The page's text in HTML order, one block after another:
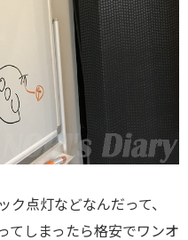
ク点灯などなんだって、
てしまったら格安でワンオ